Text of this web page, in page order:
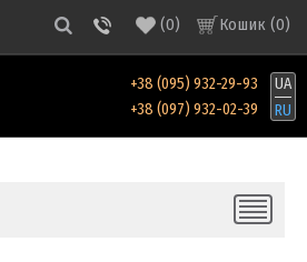
Кошик (0)
(0)
+38 (095) 932-29-93
+38 (097) 932-02-39
UA
RU